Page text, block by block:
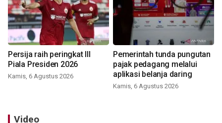
Persija raih peringkat III
Piala Presiden 2026
Kamis, 6 Agustus 2026
Pemerintah tunda pungutan
pajak pedagang melalui
aplikasi belanja daring
Kamis, 6 Agustus 2026
Video